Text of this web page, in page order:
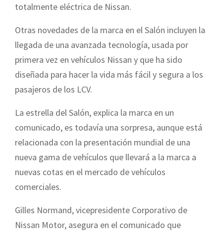
totalmente eléctrica de Nissan.
Otras novedades de la marca en el Salón incluyen la
llegada de una avanzada tecnología, usada por
primera vez en vehículos Nissan y que ha sido
diseñada para hacer la vida más fácil y segura a los
pasajeros de los LCV.
La estrella del Salón, explica la marca en un
comunicado, es todavía una sorpresa, aunque está
relacionada con la presentación mundial de una
nueva gama de vehículos que llevará a la marca a
nuevas cotas en el mercado de vehículos
comerciales.
Gilles Normand, vicepresidente Corporativo de
Nissan Motor, asegura en el comunicado que